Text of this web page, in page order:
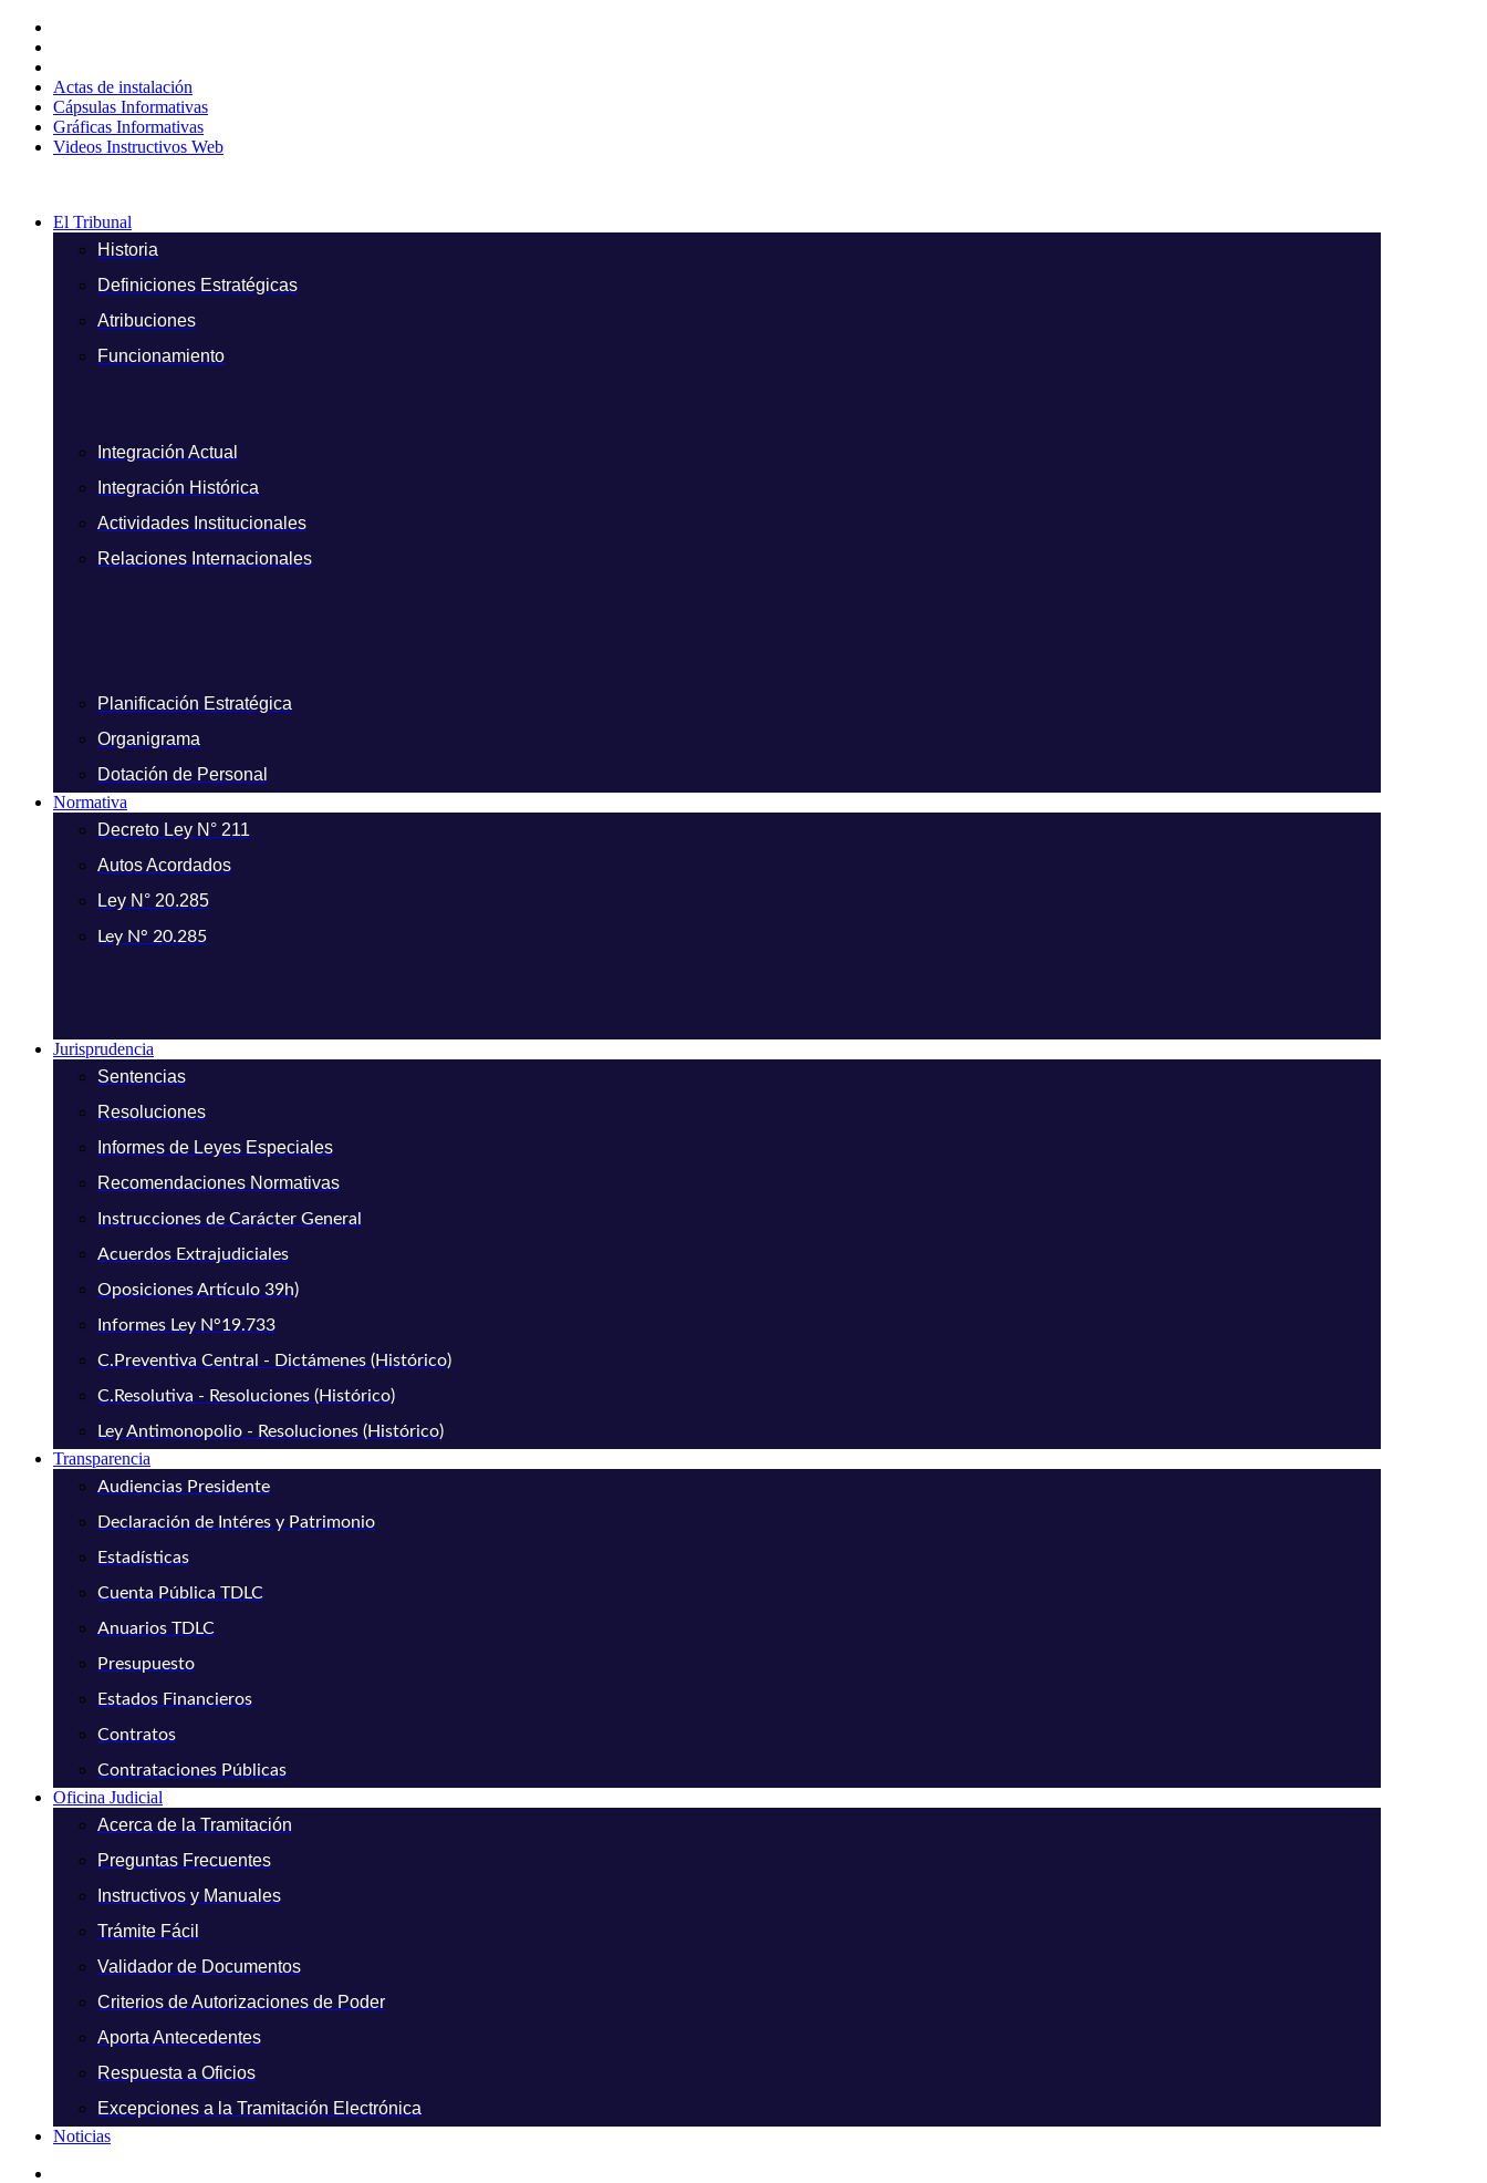
contenido
Actas de instalación
Cápsulas Informativas
Gráficas Informativas
Videos Instructivos Web
El Tribunal
Historia
Definiciones Estratégicas
Atribuciones
Funcionamiento
Integración Actual
Integración Histórica
Actividades Institucionales
Relaciones Internacionales
Planificación Estratégica
Organigrama
Dotación de Personal
Normativa
Decreto Ley N° 211
Autos Acordados
Ley N° 20.285
Ley N° 20.285
Jurisprudencia
Sentencias
Resoluciones
Informes de Leyes Especiales
Recomendaciones Normativas
Instrucciones de Carácter General
Acuerdos Extrajudiciales
Oposiciones Artículo 39h)
Informes Ley N°19.733
C.Preventiva Central - Dictámenes (Histórico)
C.Resolutiva - Resoluciones (Histórico)
Ley Antimonopolio - Resoluciones (Histórico)
Transparencia
Audiencias Presidente
Declaración de Intéres y Patrimonio
Estadísticas
Cuenta Pública TDLC
Anuarios TDLC
Presupuesto
Estados Financieros
Contratos
Contrataciones Públicas
Oficina Judicial
Acerca de la Tramitación
Preguntas Frecuentes
Instructivos y Manuales
Trámite Fácil
Validador de Documentos
Criterios de Autorizaciones de Poder
Aporta Antecedentes
Respuesta a Oficios
Excepciones a la Tramitación Electrónica
Noticias